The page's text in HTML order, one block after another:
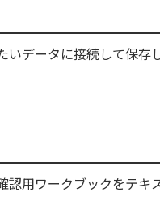
データに接続して保存し
用ワークブックをテキ